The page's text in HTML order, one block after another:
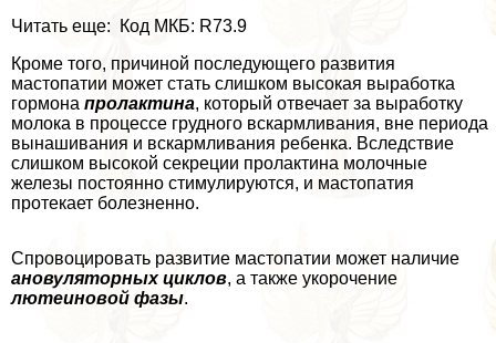
Читать еще: Код МКБ: R73.9
Кроме того, причиной последующего развития
мастопатии может стать слишком высокая выработка
гормона пролактина, который отвечает за выработку
молока в процессе грудного вскармливания, вне периода
вынашивания и вскармливания ребенка. Вследствие
слишком высокой секреции пролактина молочные
железы постоянно стимулируются, и мастопатия
протекает болезненно.
Спровоцировать развитие мастопатии может наличие
ановуляторных циклов, а также укорочение
лютеиновой фазы.